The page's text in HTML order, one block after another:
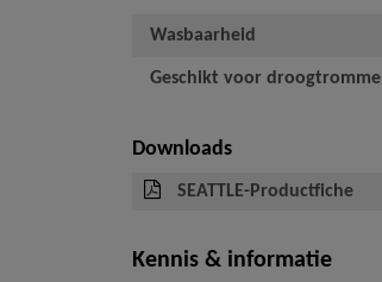
Wasbaarheid
Geschikt voor droogtrommel
Downloads
SEATTLE-Productfiche
Kennis & informatie